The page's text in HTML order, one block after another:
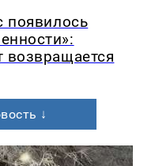
появилось
возвращается
↓